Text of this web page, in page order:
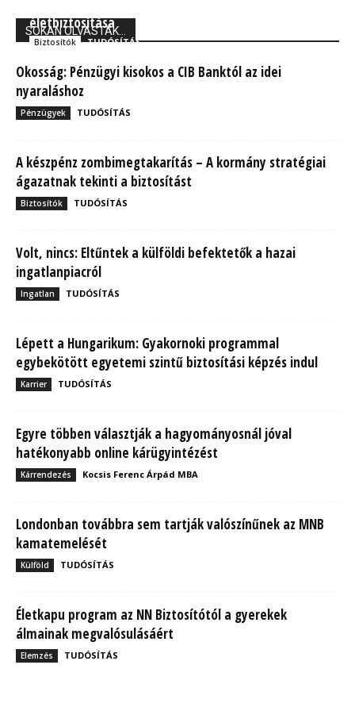
SOKAN OLVASTÁK...
életbiztosítása
Biztosítók TUDÓSÍTÁS
Okosság: Pénzügyi kisokos a CIB Banktól az idei
nyaraláshoz
Pénzügyek TUDÓSÍTÁS
A készpénz zombimegtakarítás – A kormány stratégiai
ágazatnak tekinti a biztosítást
Biztosítók TUDÓSÍTÁS
Volt, nincs: Eltűntek a külföldi befektetők a hazai
ingatlanpiacról
Ingatlan TUDÓSÍTÁS
Lépett a Hungarikum: Gyakornoki programmal
egybekötött egyetemi szintű biztosítási képzés indul
Karrier TUDÓSÍTÁS
Egyre többen választják a hagyományosnál jóval
hatékonyabb online kárügyintézést
Kárrendezés Kocsis Ferenc Árpád MBA
Londonban továbbra sem tartják valószínűnek az MNB
kamatemelését
Külföld TUDÓSÍTÁS
Életkapu program az NN Biztosítótól a gyerekek
álmainak megvalósulásáért
Elemzés TUDÓSÍTÁS